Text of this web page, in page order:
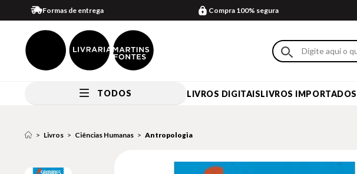
Formas de entrega Compra 100% segura
TODOS LIVROS DIGITAISLIVROS IMPORTADOS
Livros Ciências Humanas Antropologia